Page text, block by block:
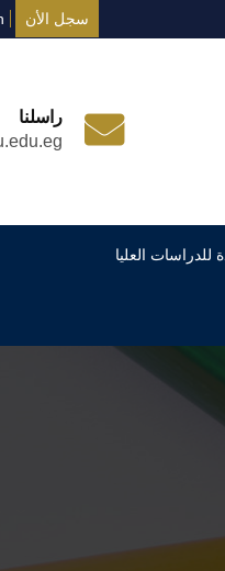
سجل الأن
راسلنا
للدراسات العليا